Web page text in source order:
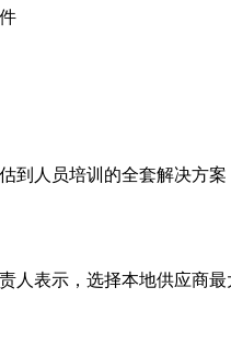
到人员培训的全套解决方案
人表示，选择本地供应商最